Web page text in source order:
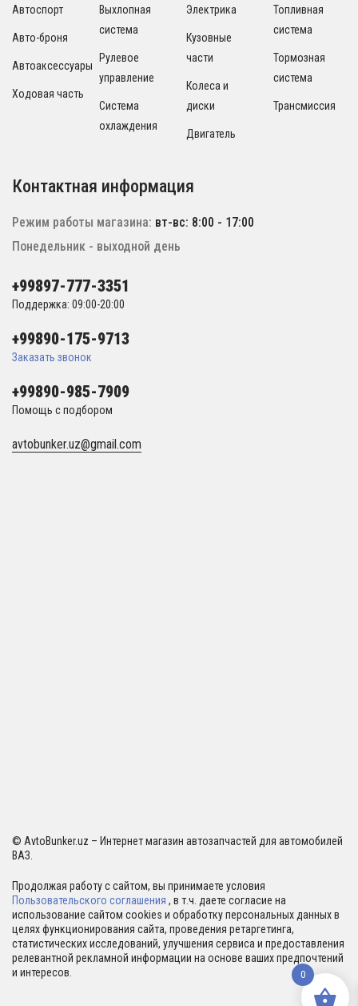
Автоспорт
Авто-броня
Автоаксессуары
Ходовая часть
Выхлопная
система
Рулевое
управление
Система
охлаждения
Электрика
Кузовные
части
Колеса и
диски
Двигатель
Топливная
система
Тормозная
система
Трансмиссия
Контактная информация
Режим работы магазина: вт-вс: 8:00 - 17:00
Понедельник - выходной день
+99897-777-3351
Поддержка: 09:00-20:00
+99890-175-9713
Заказать звонок
+99890-985-7909
Помощь с подбором
avtobunker.uz@gmail.com
© AvtoBunker.uz – Интернет магазин автозапчастей для автомобилей
ВАЗ.
Продолжая работу с сайтом, вы принимаете условия
Пользовательского соглашения , в т.ч. даете согласие на
использование сайтом cookies и обработку персональных данных в
целях функционирования сайта, проведения ретаргетинга,
статистических исследований, улучшения сервиса и предоставления
релевантной рекламной информации на основе ваших предпочтений
и интересов.
0